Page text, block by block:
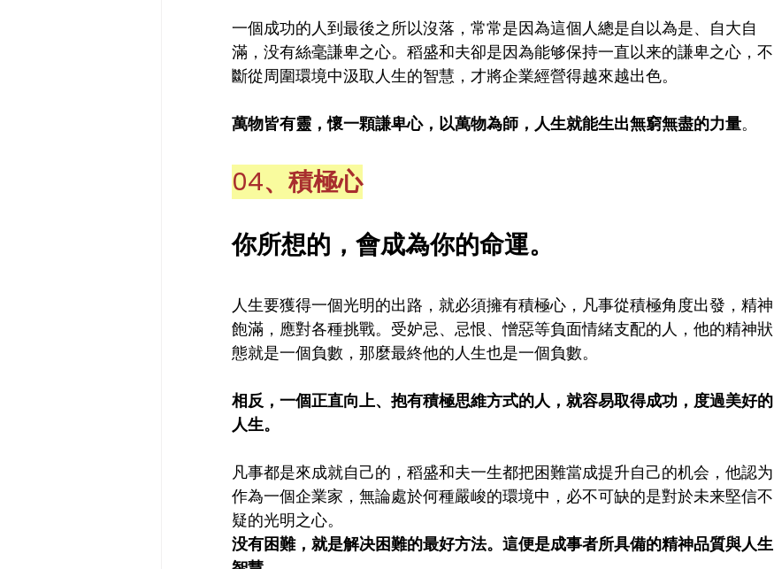
一個成功的人到最後之所以沒落，常常是因為這個人總是自以為是、自大自
滿，没有絲毫謙卑之心。稻盛和夫卻是因為能够保持一直以来的謙卑之心，不
斷從周圍環境中汲取人生的智慧，才將企業經營得越來越出色。
萬物皆有靈，懷一顆謙卑心，以萬物為師，人生就能生出無窮無盡的力量。
04、積極心
你所想的，會成為你的命運。
人生要獲得一個光明的出路，就必須擁有積極心，凡事從積極角度出發，精神
飽滿，應對各種挑戰。受妒忌、忌恨、憎惡等負面情緒支配的人，他的精神狀
態就是一個負數，那麼最終他的人生也是一個負數。
相反，一個正直向上、抱有積極思維方式的人，就容易取得成功，度過美好的
人生。
凡事都是來成就自己的，稻盛和夫一生都把困難當成提升自己的机会，他認为
作為一個企業家，無論處於何種嚴峻的環境中，必不可缺的是對於未来堅信不
疑的光明之心。
没有困難，就是解决困難的最好方法。這便是成事者所具備的精神品質與人生